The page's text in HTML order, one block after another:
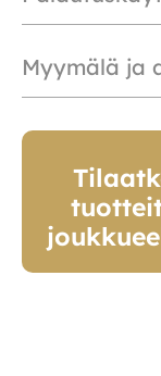
Myymälä ja